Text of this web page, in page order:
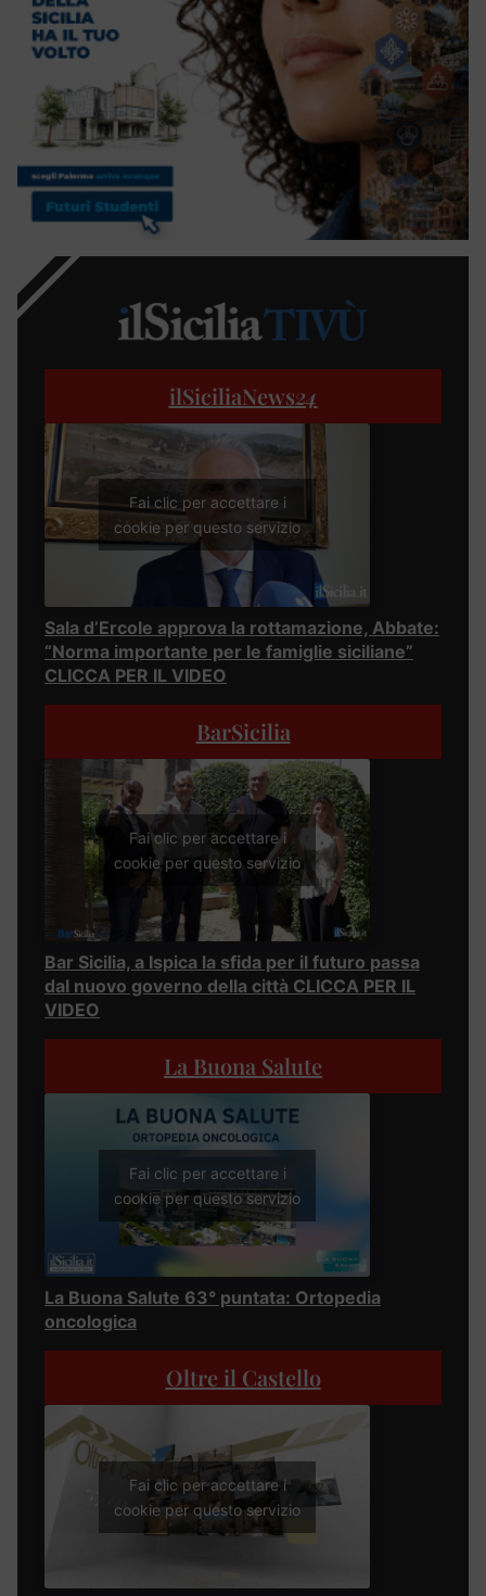
ilSiciliaNews24
Fai clic per accettare i
cookie per questo servizio
Sala d’Ercole approva la rottamazione, Abbate:
“Norma importante per le famiglie siciliane”
CLICCA PER IL VIDEO
BarSicilia
Fai clic per accettare i
cookie per questo servizio
Bar Sicilia, a Ispica la sfida per il futuro passa
dal nuovo governo della città CLICCA PER IL
VIDEO
La Buona Salute
Fai clic per accettare i
cookie per questo servizio
La Buona Salute 63° puntata: Ortopedia
oncologica
Oltre il Castello
Fai clic per accettare i
cookie per questo servizio